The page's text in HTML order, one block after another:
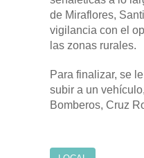
de Miraflores,
vigilancia con el
las zonas rurales.
Para finalizar, se
subir a un
Bomberos, Cruz